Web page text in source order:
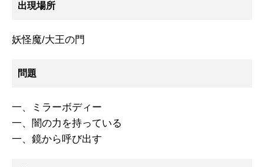
出現場所
妖怪魔/大王の門
問題
一、ミラーボディー
一、闇の力を持っている
一、鏡から呼び出す